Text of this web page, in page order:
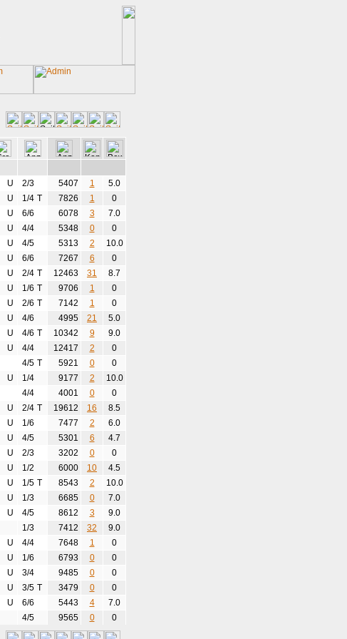
U 2/3 5407 1
5.0
U 1/4 T 7826 1
0
U 6/6 6078 3
7.0
U 4/4 5348 0
0
U 4/5 5313 2
10.0
U 6/6 7267 6
0
U 2/4 T 12463 31
8.7
U 1/6 T 9706 1
0
U 2/6 T 7142 1
0
U 4/6 4995 21
5.0
U 4/6 T 10342 9
9.0
U 4/4 12417 2
0
4/5 T 5921 0
0
U 1/4 9177 2
10.0
4/4 4001 0
0
U 2/4 T 19612 16
8.5
U 1/6 7477 2
6.0
U 4/5 5301 6
4.7
U 2/3 3202 0
0
U 1/2 6000 10
4.5
U 1/5 T 8543 2
10.0
U 1/3 6685 0
7.0
U 4/5 8612 3
9.0
1/3 7412 32
9.0
U 4/4 7648 1
0
U 1/6 6793 0
0
U 3/4 9485 0
0
U 3/5 T 3479 0
0
U 6/6 5443 4
7.0
4/5 9565 0 0